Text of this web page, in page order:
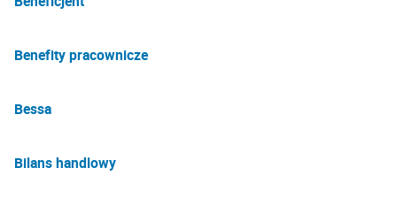
Benefity pracownicze
Bessa
Bilans handlowy